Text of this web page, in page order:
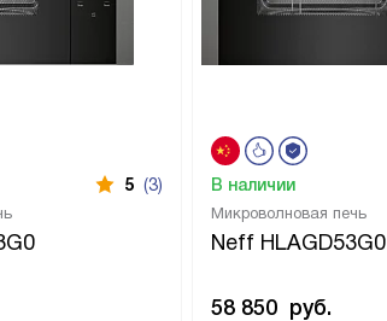
5 (3)
Микроволновая печь
Neff HLAGD53G0
В наличии
58 850 руб.